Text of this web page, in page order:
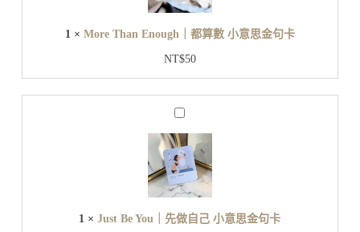
a
E
n
o
u
g
h
都
算
數
小
思
1 × More Than Enough｜都算數 小意思金句卡
NT$50
J
s
t
B
e
Y
o
u
1 ×Just Be You｜先做自己 小意思金句卡